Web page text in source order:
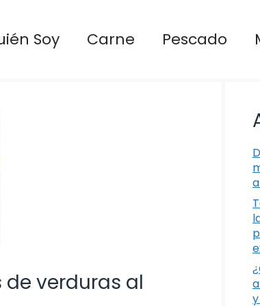
Soy Carne Pescado
de verduras al